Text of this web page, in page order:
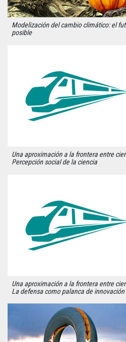
Modelización del cambio climático: el
posible
Una aproximación a la frontera entre
Percepción social de la ciencia
Una aproximación a la frontera entre
La defensa como palanca de innovación